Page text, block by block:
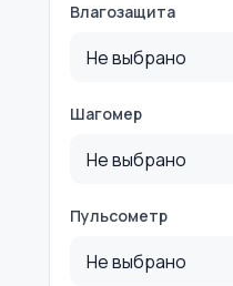
Влагозащита
Не выбрано
Шагомер
Не выбрано
Пульсометр
Не выбрано